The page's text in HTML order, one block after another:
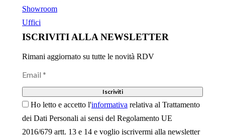
Showroom
Uffici
ISCRIVITI ALLA NEWSLETTER
Rimani aggiornato su tutte le novità RDV
Ho letto e accetto l'informativa relativa al Trattamento
dei Dati Personali ai sensi del Regolamento UE
2016/679 artt. 13 e 14 e voglio iscrivermi alla newsletter